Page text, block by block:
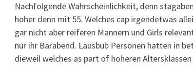
Nachfolgende Wahrscheinlichkeit, denn
hoher denn mit 55. Welches cap irgendetwas
gar nicht aber reiferen Mannern und Girls
nur ihr Barabend. Lausbub Personen hatten in
dieweil welches as part of hoheren